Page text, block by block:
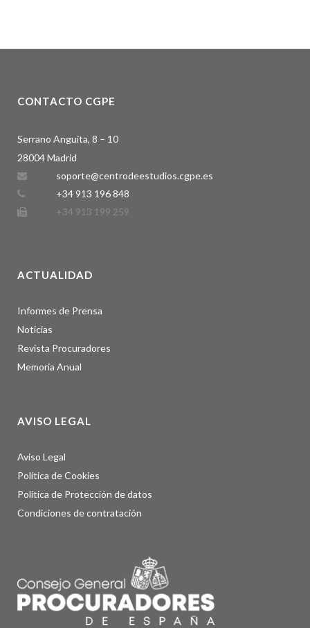
CONTACTO CGPE
Serrano Anguita, 8 – 10
28004 Madrid
soporte@centrodeestudios.cgpe.es
+34 913 196 848
+34 913 199 259
ACTUALIDAD
Informes de Prensa
Noticias
Revista Procuradores
Memoria Anual
AVISO LEGAL
Aviso Legal
Política de Cookies
Política de Protección de datos
Condiciones de contratación